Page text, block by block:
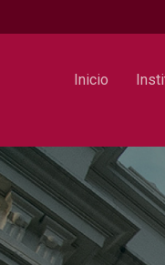
Inicio